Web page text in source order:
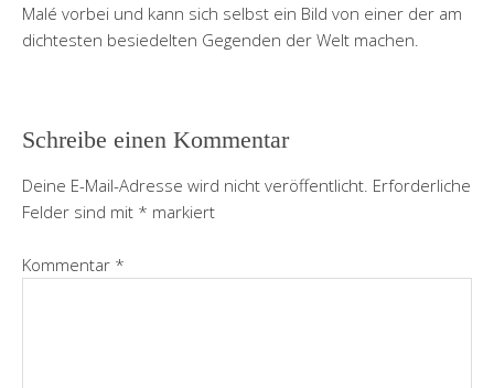
Malé vorbei und kann sich selbst ein Bild von einer der am
dichtesten besiedelten Gegenden der Welt machen.
Schreibe einen Kommentar
Deine E-Mail-Adresse wird nicht veröffentlicht. Erforderliche
Felder sind mit * markiert
Kommentar *